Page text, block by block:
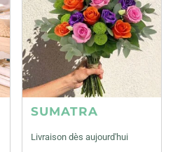
SUMATRA
Livraison dès aujourd'hui